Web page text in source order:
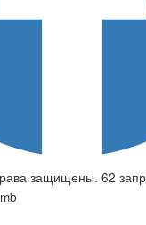
защищены. 62